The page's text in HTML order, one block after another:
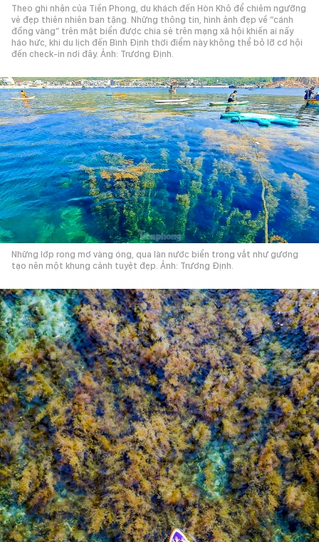
Theo ghi nhận của Tiền Phong, du khách đến Hòn Khô để chiêm ngưỡng
vẻ đẹp thiên nhiên ban tặng. Những thông tin, hình ảnh đẹp về “cánh
đồng vàng” trên mặt biển được chia sẻ trên mạng xã hội khiến ai nấy
háo hức, khi du lịch đến Bình Định thời điểm này không thể bỏ lỡ cơ hội
đến check-in nơi đây. Ảnh: Trương Định.
Những lớp rong mơ vàng óng, qua làn nước biển trong vắt như gương
tạo nên một khung cảnh tuyệt đẹp. Ảnh: Trương Định.